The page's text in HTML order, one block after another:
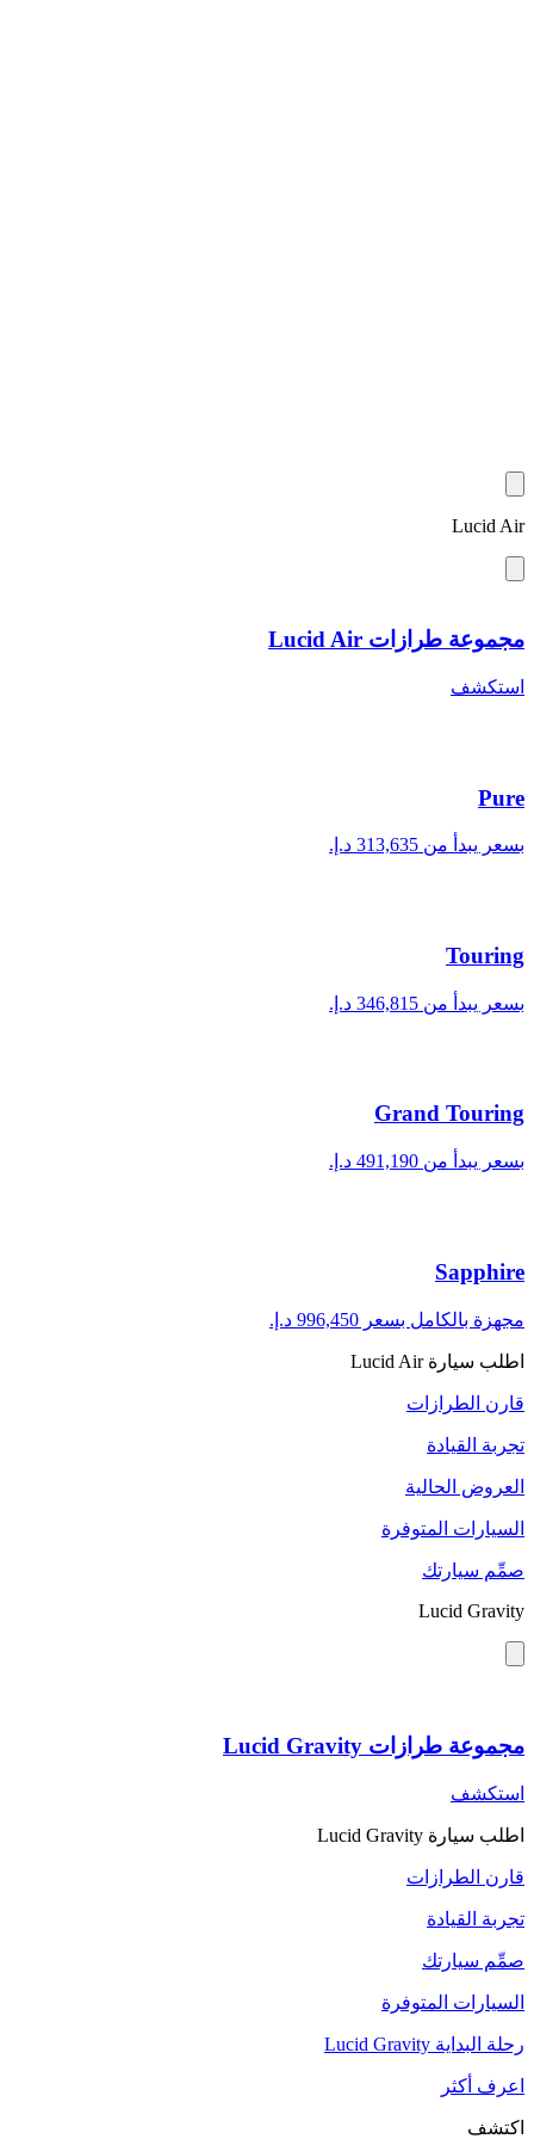
Lucid Air
مجموعة طرازات Lucid Air
استكشف
Pure
بسعر يبدأ من ‏313,635 د.إ.‏
Touring
بسعر يبدأ من ‏346,815 د.إ.‏
Grand Touring
بسعر يبدأ من ‏491,190 د.إ.‏
Sapphire
مجهزة بالكامل بسعر ‏996,450 د.إ.‏
اطلب سيارة Lucid Air
قارن الطرازات
تجربة القيادة
العروض الحالية
السيارات المتوفرة
صمِّم سيارتك
Lucid Gravity
مجموعة طرازات Lucid Gravity
استكشف
اطلب سيارة Lucid Gravity
قارن الطرازات
تجربة القيادة
صمِّم سيارتك
السيارات المتوفرة
رحلة البداية Lucid Gravity
اعرف أكثر
اكتشف